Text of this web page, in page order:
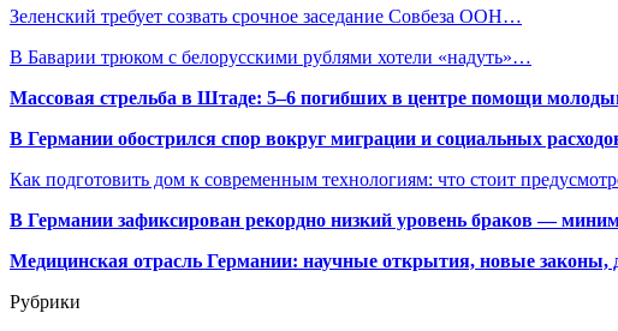
Зеленский требует созвать срочное заседание Совбеза ООН…
В Баварии трюком с белорусскими рублями хотели «надуть»…
Массовая стрельба в Штаде: 5–6 погибших в центре помощи
В Германии обострился спор вокруг миграции и социальных
Как подготовить дом к современным технологиям: что стоит
В Германии зафиксирован рекордно низкий уровень браков —
Медицинская отрасль Германии: научные открытия, новые законы,
Рубрики